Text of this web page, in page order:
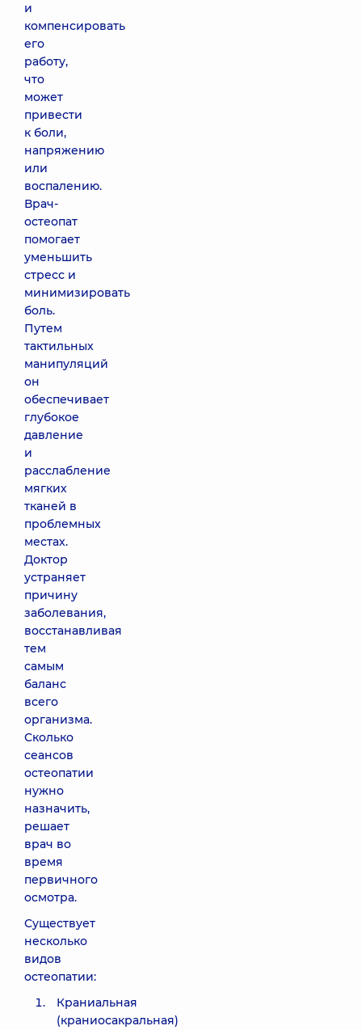
и
компенсировать
его
работу,
что
может
привести
к боли,
напряжению
или
воспалению.
Врач-
остеопат
помогает
уменьшить
стресс и
минимизировать
боль.
Путем
тактильных
манипуляций
он
обеспечивает
глубокое
давление
и
расслабление
мягких
тканей в
проблемных
местах.
Доктор
устраняет
причину
заболевания,
восстанавливая
тем
самым
баланс
всего
организма.
Сколько
сеансов
остеопатии
нужно
назначить,
решает
врач во
время
первичного
осмотра.
Существует
несколько
видов
остеопатии:
Краниальная
(краниосакральная)